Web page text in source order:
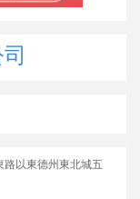
以東德州東北城五